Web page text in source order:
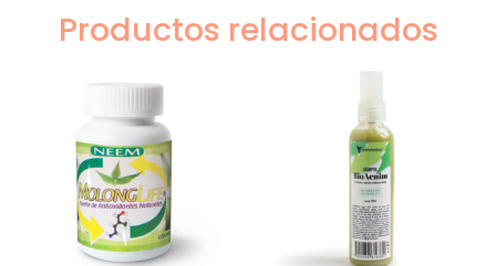
Productos relacionados